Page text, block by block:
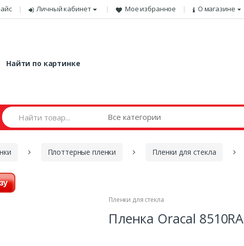
Личный кабинет Мое избранное О магазине
Найти по картинке
И
щ
е
Плоттерные пленки Пленки для стекла
Пленки для стекла
Пленка Oracal 8510RA